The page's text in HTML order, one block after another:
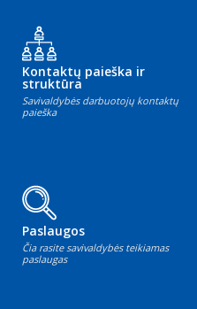
Kontaktų paieška ir
struktūra
Savivaldybės darbuotojų kontaktų
paieška
Paslaugos
Čia rasite savivaldybės teikiamas
paslaugas